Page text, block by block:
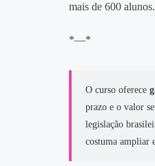
mais de 600 alunos.
*—*
O curso oferece
prazo e o valor
legislação
costuma ampliar